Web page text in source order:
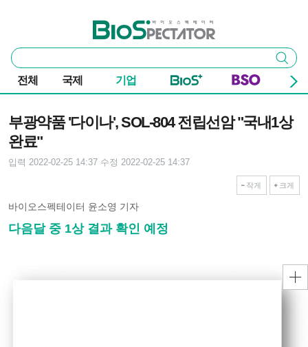
바이오스펙테이터
통
합
검
색
검색
전체 국제 기업
부광약품 '다이나', SOL-804 전립선암 "국내1상
완료"
입력 2022-02-25 14:37 수정 2022-02-25 14:37
작게 크게
바이오스펙테이터 윤소영 기자
다음달 중 1상 결과 확인 예정